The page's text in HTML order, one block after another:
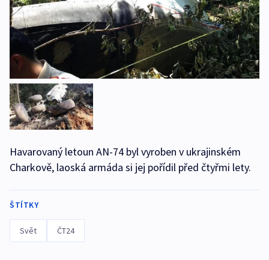
Havarovaný letoun AN-74 byl vyroben v ukrajinském
Charkově, laoská armáda si jej pořídil před čtyřmi lety.
ŠTÍTKY
Svět ČT24